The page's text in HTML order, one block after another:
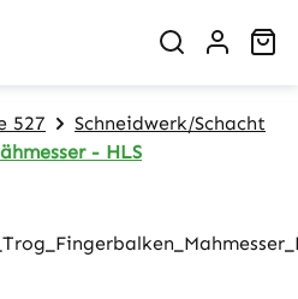
527
Schneidwerk/Schacht
- HLS